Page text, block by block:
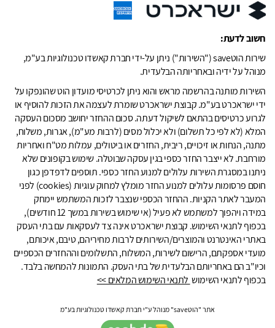
חשוב לדעת:
שירות הוטsave ("השירות") ניתן על-ידי חברת קאשדו טכנולוגיות בע"מ,
מנוהל על ידיה ובאחריותה הבלעדית.
השירות מותנה בהרשמה מראש והוא ניתן לכרטיסי מועדון הוט שהונפקו על
ידי ישראכרט בע"מ. קבוצת ישראכרט שומרת לעצמה את הזכות להוסיף או
לגרוע כרטיסים בהתאם לשיקול דעתה. סכום ההחזר יחושב מסכום העסקה
המלא (לא לפי כל תשלום) ולא יכלול מסים (לרבות מע"מ), אגרות, משלוח,
מתנה, הנחות או זיכויים, ריבית, החזרים או ביטולים, עמלות מט"ח ואחריות
מורחבת. לא ייצבר החזר כספי בגין עסקה שבוטלה. שימוש בקופונים שלא
ניתנו במסגרת השירות עלולים למנוע החזר כספי. תוספים לדפדפן כגון
חוסם פרסומות עלולים למנוע החזר מומלץ למחוק עוגיות (cookies) לפני
המעבר לאתר הקניות. ההחזר הכספי שנצבר לזכות המשתמש יימחק
במידה ויהפוך למשתמש לא פעיל (אי שימוש בשירות במשך 12 חודשים),
בכפוף לתנאי השימוש. קבוצת ישראכרט אינה צד לעסקאות עם בתי העסק
באתרי האינטרנט והמוצרים/השירותים לרבות מחיריהם, טיבם, איכותם,
מועדי אספקתם, הרישום לשירות, המשלוח, התשלומים וההחזרים הכספיים
וכיו"ב הם באחריותם הבלעדית של בתי העסק. התמונות להמחשה בלבד.
בכפוף לתנאי השימוש לתנאי השימוש המלאים >>
אתר "הוטsave" מנוהל ע"י חברת קאשדו טכנולוגיות בע"מ